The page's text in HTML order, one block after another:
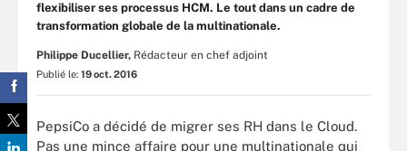
flexibiliser ses processus HCM. Le tout dans un cadre de
transformation globale de la multinationale.
Philippe Ducellier, Rédacteur en chef adjoint
Publié le: 19 oct. 2016
PepsiCo a décidé de migrer ses RH dans le Cloud.
Pas une mince affaire pour une multinationale qui